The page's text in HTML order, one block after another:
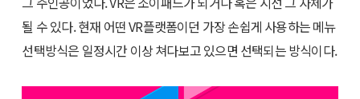
될 수 있다. 현재 어떤 VR플랫폼이던 가장 손쉽게 사용하는 메뉴
선택방식은 일정시간 이상 쳐다보고 있으면 선택되는 방식이다.